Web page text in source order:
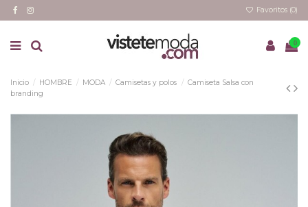
Favoritos (0)
0
Inicio HOMBRE MODA Camisetas y polos
Camiseta Salsa con
branding